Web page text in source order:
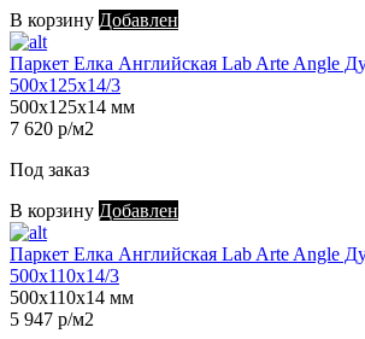
В корзину Добавлен
Паркет Елка Английская Lab Arte Angle
500х125х14/3
500х125х14 мм
7 620 р/м2
Под заказ
В корзину Добавлен
Паркет Елка Английская Lab Arte Angle
500х110х14/3
500х110х14 мм
5 947 р/м2